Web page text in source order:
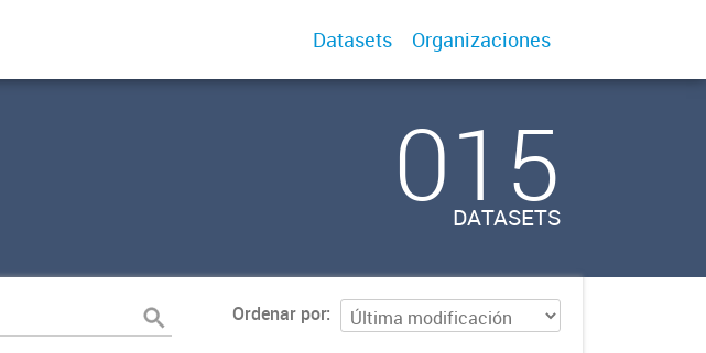
Datasets Organizaciones
015
DATASETS
Ordenar por